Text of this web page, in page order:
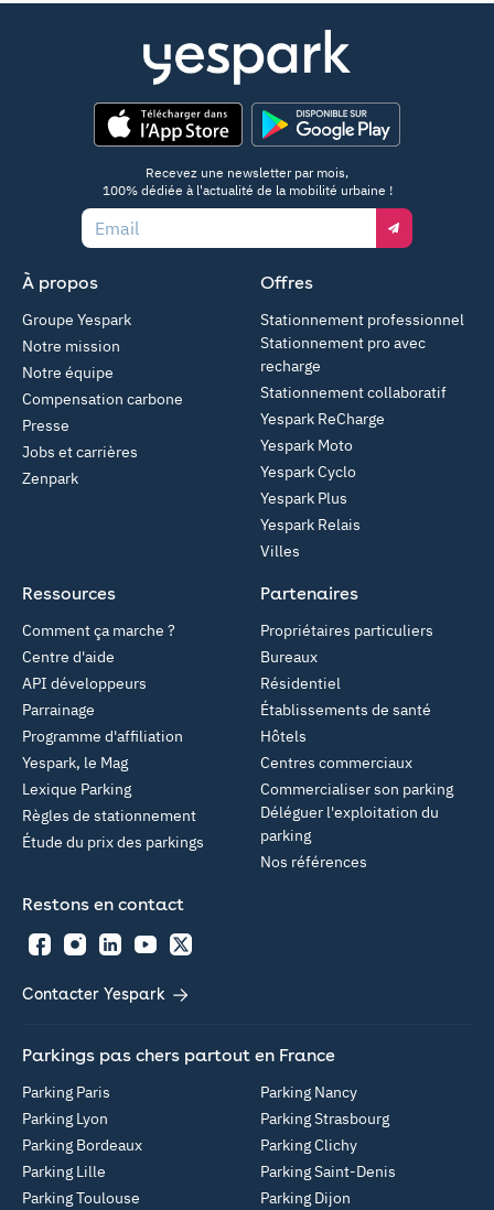
Recevez une newsletter par mois,
100% dédiée à l'actualité de la mobilité urbaine !
À propos
Groupe Yespark
Notre mission
Notre équipe
Compensation carbone
Presse
Jobs et carrières
Zenpark
Offres
Stationnement professionnel
Stationnement pro avec
recharge
Stationnement collaboratif
Yespark ReCharge
Yespark Moto
Yespark Cyclo
Yespark Plus
Yespark Relais
Villes
Partenaires
Propriétaires particuliers
Bureaux
Résidentiel
Établissements de santé
Hôtels
Centres commerciaux
Commercialiser son parking
Déléguer l'exploitation du
parking
Nos références
Ressources
Comment ça marche ?
Centre d'aide
API développeurs
Parrainage
Programme d'affiliation
Yespark, le Mag
Lexique Parking
Règles de stationnement
Étude du prix des parkings
Restons en contact
FacebookInstagramLinkedInYouTubeTwitter
Contacter Yespark
Parkings pas chers partout en France
Parking Paris
Parking Lyon
Parking Bordeaux
Parking Lille
Parking Toulouse
Parking Nancy
Parking Strasbourg
Parking Clichy
Parking Saint-Denis
Parking Dijon